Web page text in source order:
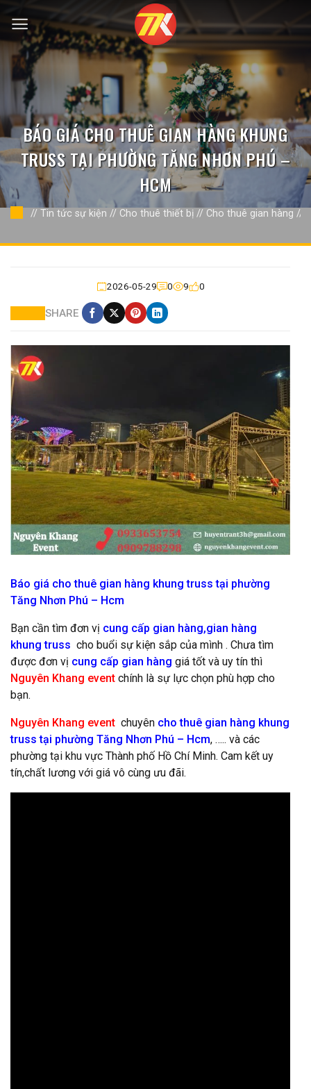
qua
nội
dung
BÁO GIÁ CHO THUÊ GIAN HÀNG KHUNG
TRUSS TẠI PHƯỜNG TĂNG NHƠN PHÚ –
HCM
// Tin tức sự kiện // Cho thuê thiết bị // Cho thuê gian hàng //
2026-05-29 0 9 0
SHARE
Báo giá cho thuê gian hàng khung truss tại phường
Tăng Nhơn Phú – Hcm
Bạn cần tìm đơn vị cung cấp gian hàng,gian hàng
khung truss cho buổi sự kiện sắp của mình . Chưa tìm
được đơn vị cung cấp gian hàng giá tốt và uy tín thì
Nguyên Khang event chính là sự lực chọn phù hợp cho
bạn.
Nguyên Khang event chuyên cho thuê gian hàng khung
truss tại phường Tăng Nhơn Phú – Hcm, ….. và các
phường tại khu vực Thành phố Hồ Chí Minh. Cam kết uy
tín,chất lương với giá vô cùng ưu đãi.